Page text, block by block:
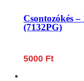
Csontozókés –
(7132PG)
5000 Ft